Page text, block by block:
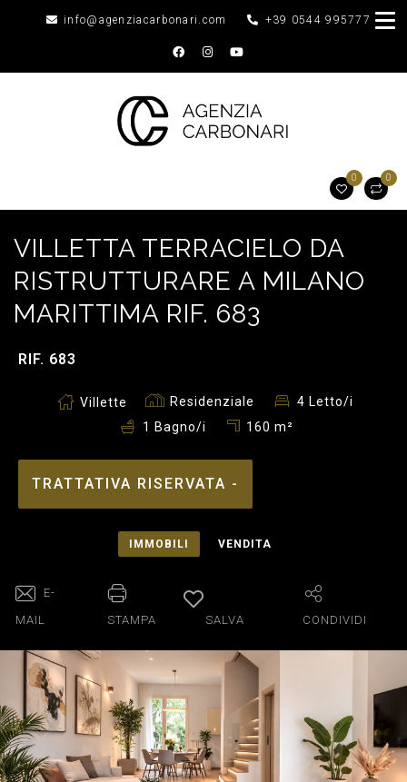
info@agenziacarbonari.com +39 0544 995777
0 0
VILLETTA TERRACIELO DA
RISTRUTTURARE A MILANO
MARITTIMA RIF. 683
RIF. 683
Villette Residenziale
4 Letto/i
1 Bagno/i
160 m²
TRATTATIVA RISERVATA -
IMMOBILI VENDITA
E-
MAIL
STAMPA SALVA CONDIVIDI